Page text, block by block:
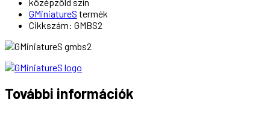
GMiniatureS termék
Cikkszám: GMBS2
További információk